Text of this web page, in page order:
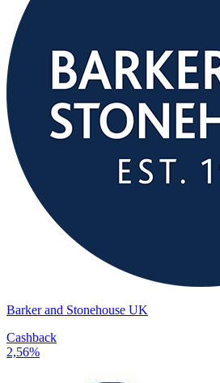
Barker and Stonehouse UK
Cashback
2,56%